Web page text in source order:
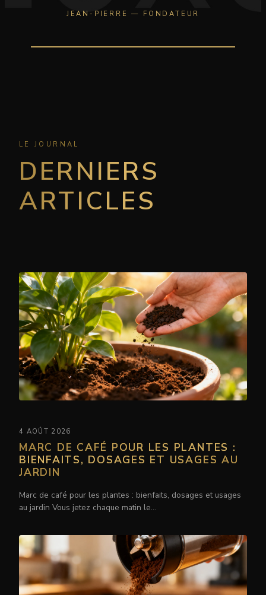
JEAN-PIERRE — FONDATEUR
LE JOURNAL
DERNIERS
ARTICLES
4 AOÛT 2026
MARC DE CAFÉ POUR LES PLANTES :
BIENFAITS, DOSAGES ET USAGES AU
JARDIN
Marc de café pour les plantes : bienfaits, dosages et usages
au jardin Vous jetez chaque matin le…